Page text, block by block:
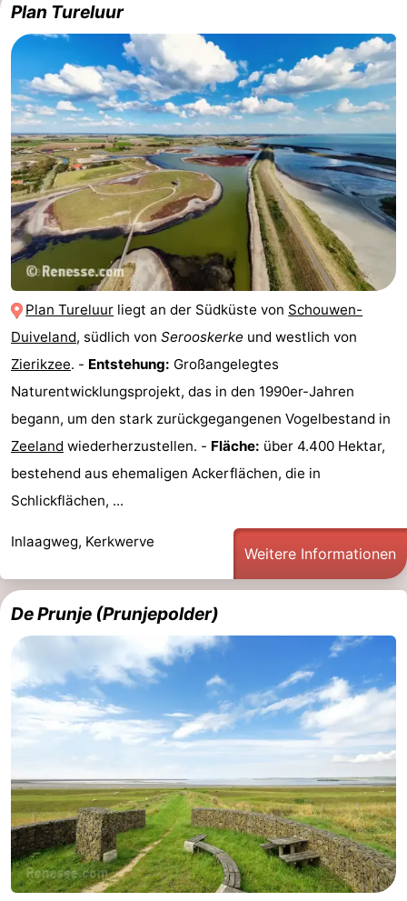
Brouwershaven
-
Bruinisse
-
Zierikzee
-
Natur
Oosterschelde
-
Burgh
Haamstede
-
Natur
Kop
van
Schouwen
Walcheren
-
Veere
-
Natur
Oranjezon
-
Oostkapelle
-
Natur
de
Mantelingen
-
Domburg
-
Zoutelande
-
Vlissingen
-
Middelburg
Wetter
Plan Tureluur
Plan Tureluur liegt an der Südküste von Schouwen-
Duiveland, südlich von Serooskerke und westlich von
Zierikzee. - Entstehung: Großangelegtes
Naturentwicklungsprojekt, das in den 1990er-Jahren
begann, um den stark zurückgegangenen Vogelbestand in
Zeeland wiederherzustellen. - Fläche: über 4.400 Hektar,
bestehend aus ehemaligen Ackerflächen, die in
Schlickflächen, ...
Inlaagweg, Kerkwerve
Weitere Informationen
De Prunje (Prunjepolder)